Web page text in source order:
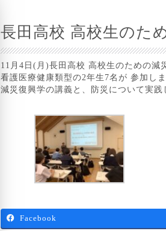
長田高校 高校生のた
11月4日(月)長田高校 高校生のための減
看護医療健康類型の2年生7名が 参加しま
減災復興学の講義と、防災について実
Facebook